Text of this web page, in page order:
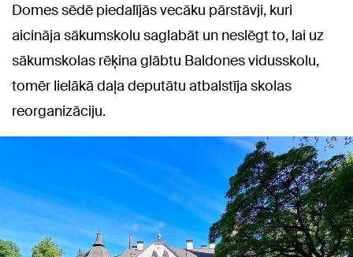
Domes sēdē piedalījās vecāku pārstāvji, kuri
aicināja sākumskolu saglabāt un neslēgt to, lai uz
sākumskolas rēķina glābtu Baldones vidusskolu,
tomēr lielākā daļa deputātu atbalstīja skolas
reorganizāciju.